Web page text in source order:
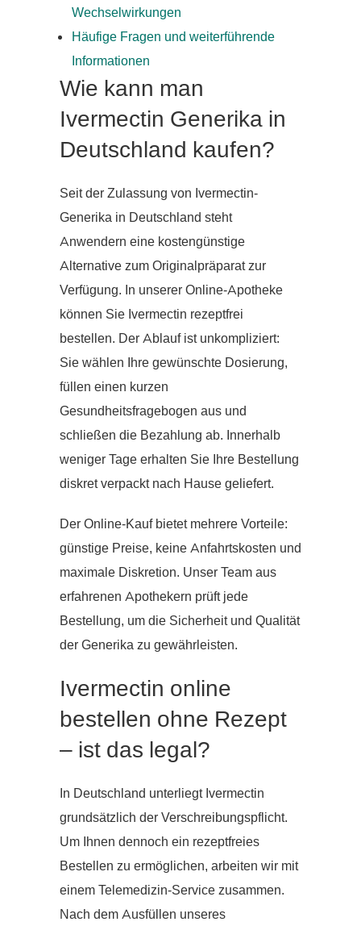
Wechselwirkungen
Häufige Fragen und weiterführende
Informationen
Wie kann man
Ivermectin Generika in
Deutschland kaufen?
Seit der Zulassung von Ivermectin-
Generika in Deutschland steht
Anwendern eine kostengünstige
Alternative zum Originalpräparat zur
Verfügung. In unserer Online-Apotheke
können Sie Ivermectin rezeptfrei
bestellen. Der Ablauf ist unkompliziert:
Sie wählen Ihre gewünschte Dosierung,
füllen einen kurzen
Gesundheitsfragebogen aus und
schließen die Bezahlung ab. Innerhalb
weniger Tage erhalten Sie Ihre Bestellung
diskret verpackt nach Hause geliefert.
Der Online-Kauf bietet mehrere Vorteile:
günstige Preise, keine Anfahrtskosten und
maximale Diskretion. Unser Team aus
erfahrenen Apothekern prüft jede
Bestellung, um die Sicherheit und Qualität
der Generika zu gewährleisten.
Ivermectin online
bestellen ohne Rezept
– ist das legal?
In Deutschland unterliegt Ivermectin
grundsätzlich der Verschreibungspflicht.
Um Ihnen dennoch ein rezeptfreies
Bestellen zu ermöglichen, arbeiten wir mit
einem Telemedizin-Service zusammen.
Nach dem Ausfüllen unseres